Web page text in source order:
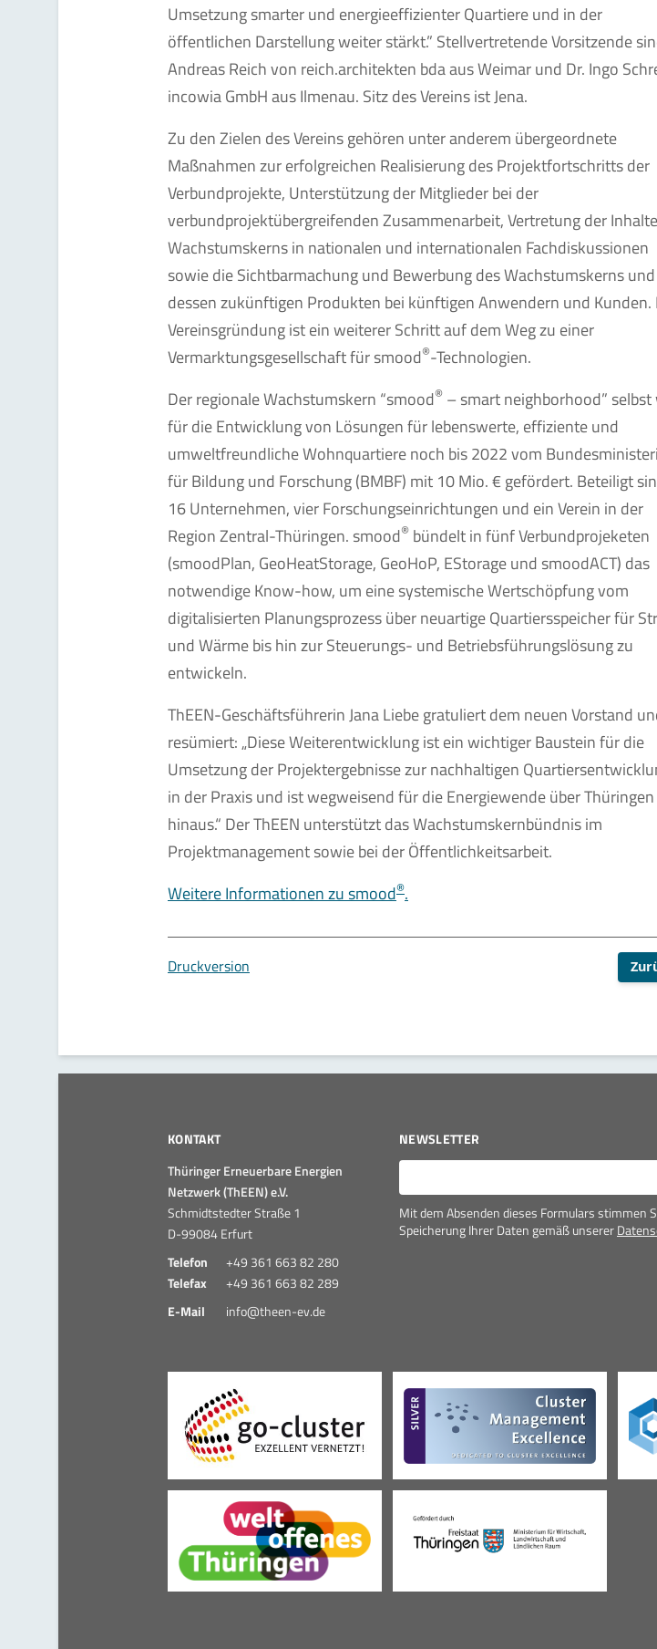
Umsetzung smarter und energieeffizienter Quartiere und in der
öffentlichen Darstellung weiter stärkt.” Stellvertretende Vorsitzende
Andreas Reich von reich.architekten bda aus Weimar und Dr. Ingo
incowia GmbH aus Ilmenau. Sitz des Vereins ist Jena.
Zu den Zielen des Vereins gehören unter anderem übergeordnete
Maßnahmen zur erfolgreichen Realisierung des Projektfortschritts der
Verbundprojekte, Unterstützung der Mitglieder bei der
verbundprojektübergreifenden Zusammenarbeit, Vertretung der
Wachstumskerns in nationalen und internationalen Fachdiskussionen
sowie die Sichtbarmachung und Bewerbung des Wachstumskerns und
dessen zukünftigen Produkten bei künftigen Anwendern und Kunden.
Vereinsgründung ist ein weiterer Schritt auf dem Weg zu einer
Vermarktungsgesellschaft für smood®-Technologien.
Der regionale Wachstumskern “smood® – smart neighborhood”
für die Entwicklung von Lösungen für lebenswerte, effiziente und
umweltfreundliche Wohnquartiere noch bis 2022 vom
für Bildung und Forschung (BMBF) mit 10 Mio. € gefördert. Beteiligt
16 Unternehmen, vier Forschungseinrichtungen und ein Verein in der
Region Zentral-Thüringen. smood® bündelt in fünf Verbundprojeketen
(smoodPlan, GeoHeatStorage, GeoHoP, EStorage und smoodACT) das
notwendige Know-how, um eine systemische Wertschöpfung vom
digitalisierten Planungsprozess über neuartige Quartiersspeicher für
und Wärme bis hin zur Steuerungs- und Betriebsführungslösung zu
entwickeln.
ThEEN-Geschäftsführerin Jana Liebe gratuliert dem neuen Vorstand
resümiert: „Diese Weiterentwicklung ist ein wichtiger Baustein für die
Umsetzung der Projektergebnisse zur nachhaltigen
in der Praxis und ist wegweisend für die Energiewende über Thüringen
hinaus.“ Der ThEEN unterstützt das Wachstumskernbündnis im
Projektmanagement sowie bei der Öffentlichkeitsarbeit.
Weitere Informationen zu smood®.
Druckversion
KONTAKT
Thüringer Erneuerbare Energien
Netzwerk (ThEEN) e.V.
Schmidtstedter Straße 1
D-99084 Erfurt
Telefon
+49 361 663 82 280
Telefax
+49 361 663 82 289
E-Mail
info@theen-ev.de
NEWSLETTER
E-Mail*
Mit dem Absenden dieses Formulars stimmen
Speicherung Ihrer Daten gemäß unserer